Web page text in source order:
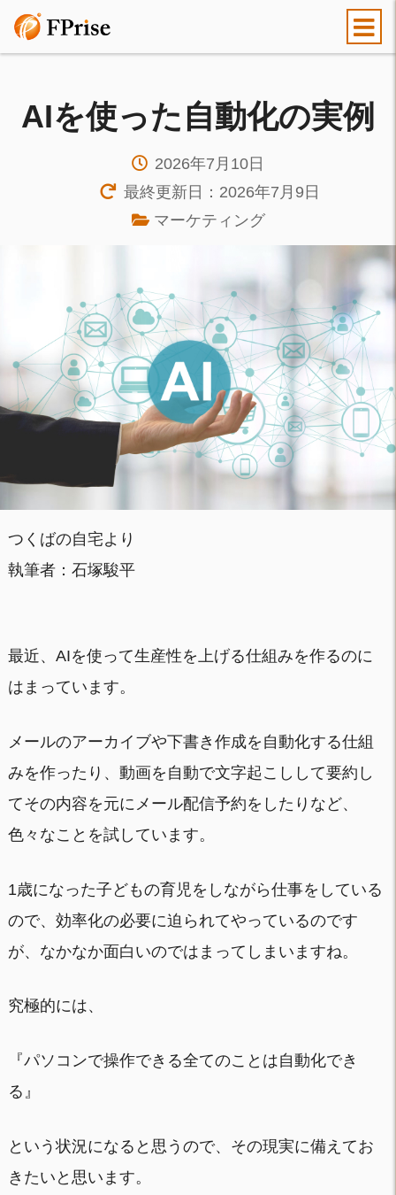
AIを使った自動化の実例
2026年7月10日
最終更新日：2026年7月9日
マーケティング
つくばの自宅より
執筆者：石塚駿平
最近、AIを使って生産性を上げる仕組みを作るのに
はまっています。
メールのアーカイブや下書き作成を自動化する仕組
みを作ったり、動画を自動で文字起こしして要約し
てその内容を元にメール配信予約をしたりなど、
色々なことを試しています。
1歳になった子どもの育児をしながら仕事をしている
ので、効率化の必要に迫られてやっているのです
が、なかなか面白いのではまってしまいますね。
究極的には、
『パソコンで操作できる全てのことは自動化でき
る』
という状況になると思うので、その現実に備えてお
きたいと思います。